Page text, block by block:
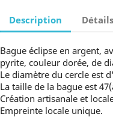
Description
Bague éclipse en argent,
pyrite, couleur dorée, de
Le diamètre du cercle est
La taille de la bague est
Création artisanale et
Empreinte locale unique.